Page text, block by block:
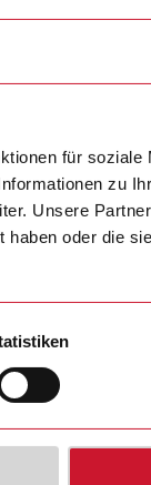
für soziale
zu
Unsere
oder die